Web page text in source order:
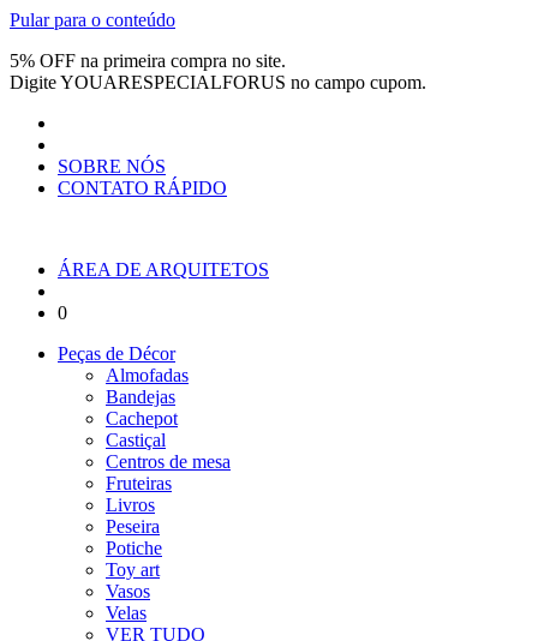
Pular para o conteúdo
5% OFF na primeira compra no site.
DigiteYOUARESPECIALFORUS no campo cupom.
SOBRE NÓS
CONTATO RÁPIDO
ÁREA DE ARQUITETOS
0
Peças de Décor
Almofadas
Bandejas
Cachepot
Castiçal
Centros de mesa
Fruteiras
Livros
Peseira
Potiche
Toy art
Vasos
Velas
VER TUDO